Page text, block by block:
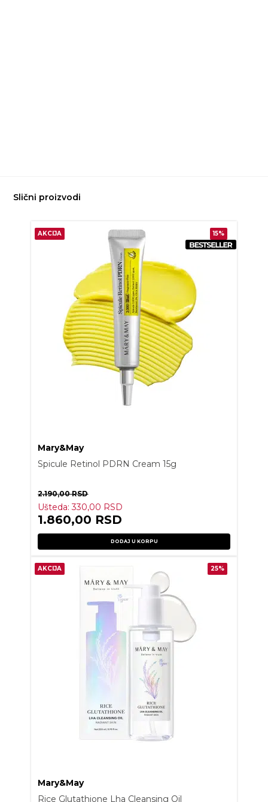
Slični proizvodi
AKCIJA 15%
Mary&May
Spicule Retinol PDRN Cream 15g
2.190,00RSD
Ušteda:330,00 RSD
1.860,00 RSD
DODAJ U KORPU
AKCIJA 25%
Mary&May
Rice Glutathione Lha Cleansing Oil